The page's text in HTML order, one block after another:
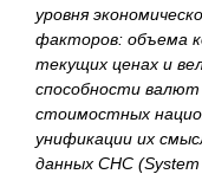
уровня
факторов: объема
текущих ценах и
способности
стоимостных
унификации их
данных СНС